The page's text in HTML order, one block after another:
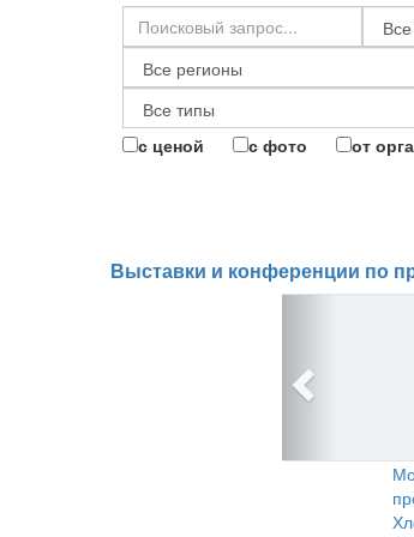
с ценой с фото от
Выставки и конференции по